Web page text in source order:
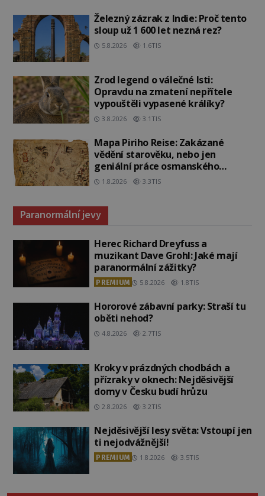
Železný zázrak z Indie: Proč tento
sloup už 1 600 let nezná rez?
5.8.2026 1.6TIS
Zrod legend o válečné lsti:
Opravdu na zmatení nepřítele
vypouštěli vypasené králíky?
3.8.2026 3.1TIS
Mapa Piriho Reise: Zakázané
vědění starověku, nebo jen
geniální práce osmanského
admirála?
1.8.2026 3.3TIS
Paranormální jevy
Herec Richard Dreyfuss a
muzikant Dave Grohl: Jaké mají
paranormální zážitky?
PREMIUM 5.8.2026 1.8TIS
Hororové zábavní parky: Straší tu
oběti nehod?
4.8.2026 2.7TIS
Kroky v prázdných chodbách a
přízraky v oknech: Nejděsivější
domy v Česku budí hrůzu
2.8.2026 3.2TIS
Nejděsivější lesy světa: Vstoupí jen
ti nejodvážnější!
PREMIUM 1.8.2026 3.5TIS